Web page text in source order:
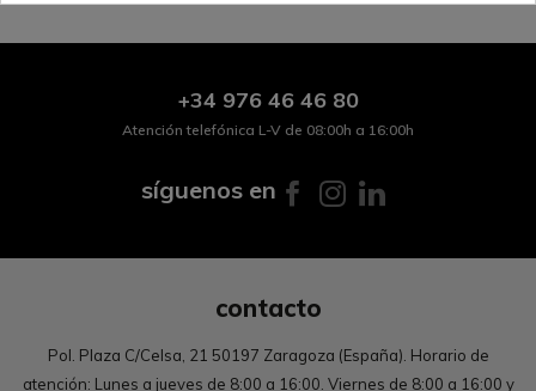
+34 976 46 46 80
Atención telefónica L-V de 08:00h a 16:00h
síguenos en
contacto
Pol. Plaza C/Celsa, 21 50197 Zaragoza (España). Horario de
atención: Lunes a jueves de 8:00 a 16:00. Viernes de 8:00 a 16:00 y